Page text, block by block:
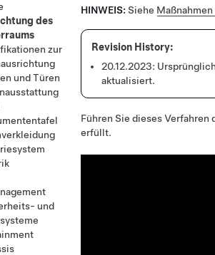
HINWEIS: Siehe
20.12.2023:
aktualisiert.
Führen Sie dieses
erfüllt.
des
zur
und Türen
und